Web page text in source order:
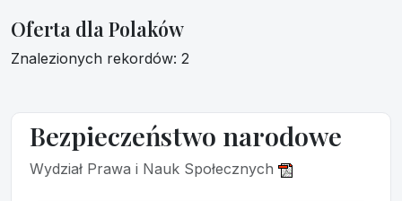
Oferta dla Polaków
Znalezionych rekordów: 2
Bezpieczeństwo narodowe
Wydział Prawa i Nauk Społecznych